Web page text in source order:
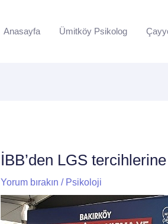
Anasayfa
Ümitköy Psikolog
İBB’den LGS
Yorum bırakın / Psikoloji